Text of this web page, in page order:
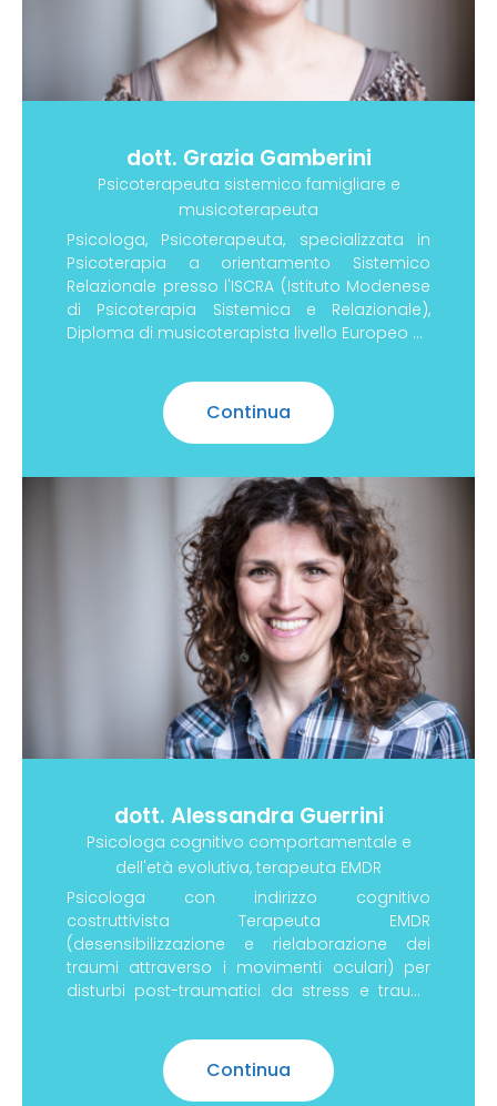
dott. Grazia Gamberini
Psicoterapeuta sistemico famigliare e
musicoterapeuta
Psicologa, Psicoterapeuta, specializzata in
Psicoterapia a orientamento Sistemico
Relazionale presso l'ISCRA (Istituto Modenese
di Psicoterapia Sistemica e Relazionale),
Diploma di musicoterapista livello Europeo 4°
Continua
dott. Alessandra Guerrini
Psicologa cognitivo comportamentale e
dell'età evolutiva, terapeuta EMDR
Psicologa con indirizzo cognitivo
costruttivista Terapeuta EMDR
(desensibilizzazione e rielaborazione dei
traumi attraverso i movimenti oculari) per
disturbi post-traumatici da stress e traumi
Continua